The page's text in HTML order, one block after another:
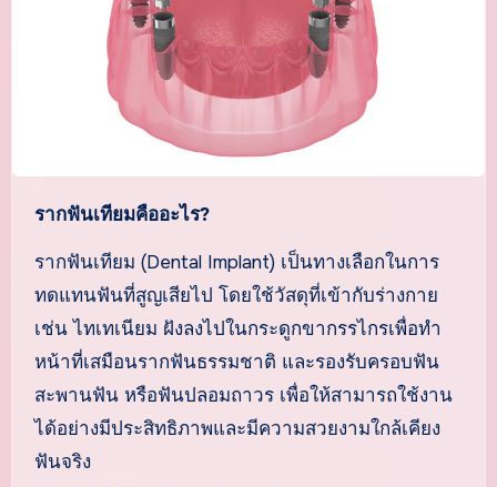
รากฟันเทียมคืออะไร?
รากฟันเทียม (Dental Implant) เป็นทางเลือกในการ
ทดแทนฟันที่สูญเสียไป โดยใช้วัสดุที่เข้ากับร่างกาย
เช่น ไทเทเนียม ฝังลงไปในกระดูกขากรรไกรเพื่อทำ
หน้าที่เสมือนรากฟันธรรมชาติ และรองรับครอบฟัน
สะพานฟัน หรือฟันปลอมถาวร เพื่อให้สามารถใช้งาน
ได้อย่างมีประสิทธิภาพและมีความสวยงามใกล้เคียง
ฟันจริง